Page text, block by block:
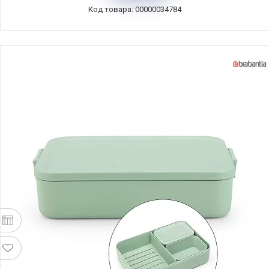
Код товара: 00000034784